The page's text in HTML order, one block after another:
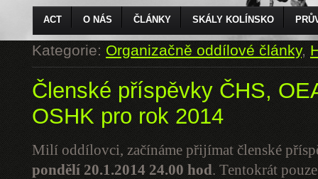
ACT O NÁS ČLÁNKY SKÁLY KOLÍNSKO
Kategorie:Organizačně oddílové články,
Členské příspěvky ČHS,
OSHK pro rok 2014
Milí oddílovci, začínáme přijímat členské
pondělí 20.1.201424.00 hod. Tentokrát